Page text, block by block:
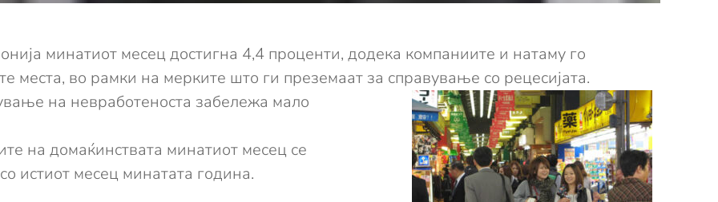
минатиот месец достигна 4,4 проценти, додека компаниите и натаму го
места, во рамки на мерките што ги преземаат за справување со рецесијата.
на невработеноста забележа мало
на домаќинствата минатиот месец се
истиот месец минатата година.